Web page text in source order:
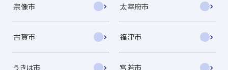
宗像市 太宰府市
古賀市 福津市
うきは市 宮若市